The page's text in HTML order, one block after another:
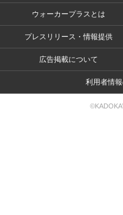
ウォーカープラスとは
プレスリリース・情報提供
広告掲載について
利用者情